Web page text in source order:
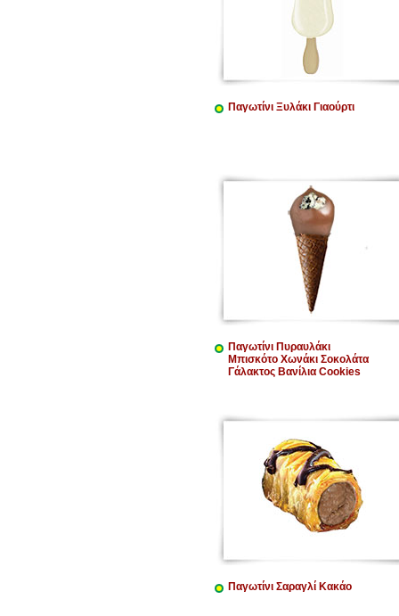
Παγωτίνι Ξυλάκι Γιαούρτι
Παγωτίνι Πυραυλάκι
Μπισκότο Χωνάκι Σοκολάτα
Γάλακτος Βανίλια Cookies
Παγωτίνι Σαραγλί Κακάο